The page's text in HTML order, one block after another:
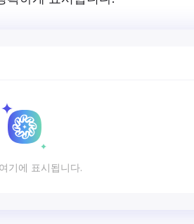
기에 표시됩니다.